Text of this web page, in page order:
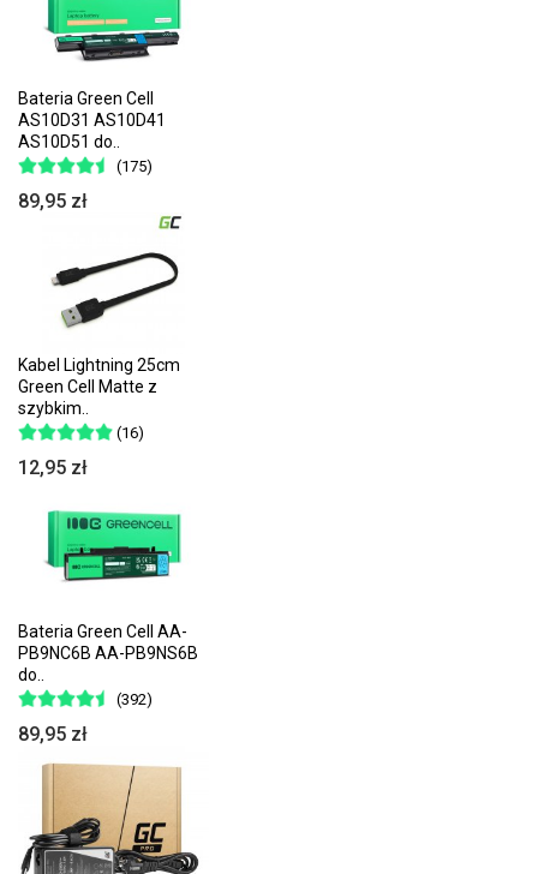
Bateria Green Cell
AS10D31 AS10D41
AS10D51 do..
(175)
89,95 zł
Kabel Lightning 25cm
Green Cell Matte z
szybkim..
(16)
12,95 zł
Bateria Green Cell AA-
PB9NC6B AA-PB9NS6B
do..
(392)
89,95 zł